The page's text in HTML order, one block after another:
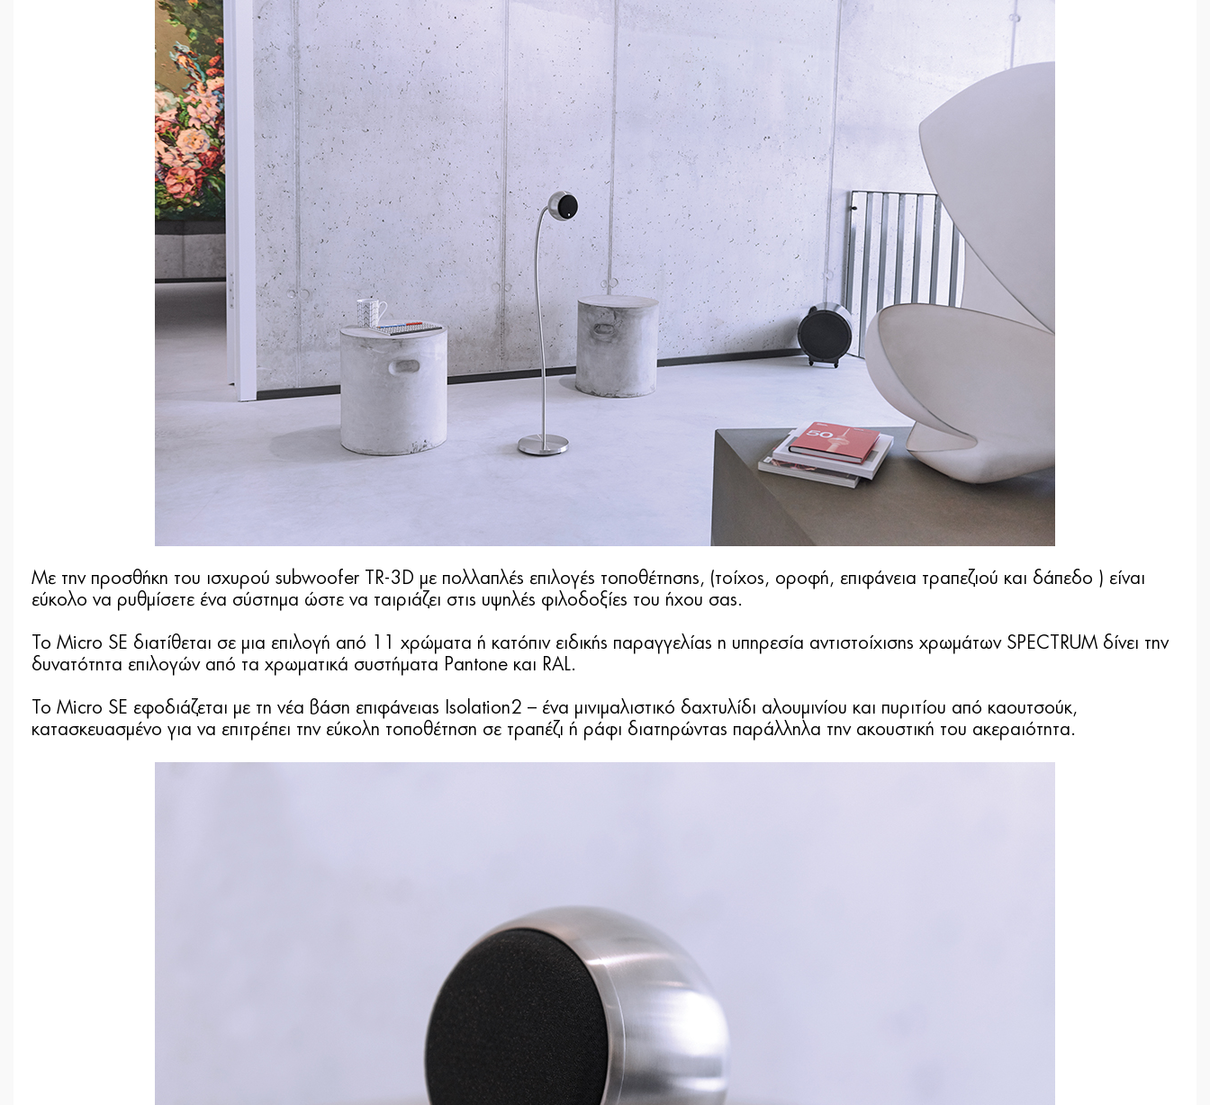
Με την προσθήκη του ισχυρού subwoofer TR-3D με πολλαπλές επιλογές τοποθέτησης, (τοίχος, οροφή, επιφάνεια τραπεζιού και δάπεδο ) είναι
εύκολο να ρυθμίσετε ένα σύστημα ώστε να ταιριάζει στις υψηλές φιλοδοξίες του ήχου σας.
Το Micro SE διατίθεται σε μια επιλογή από 11 χρώματα ή κατόπιν ειδικής παραγγελίας η υπηρεσία αντιστοίχισης χρωμάτων SPECTRUM δίνει την
δυνατότητα επιλογών από τα χρωματικά συστήματα Pantone και RAL.
Το Micro SE εφοδιάζεται με τη νέα βάση επιφάνειας Isolation2 – ένα μινιμαλιστικό δαχτυλίδι αλουμινίου και πυριτίου από καουτσούκ,
κατασκευασμένο για να επιτρέπει την εύκολη τοποθέτηση σε τραπέζι ή ράφι διατηρώντας παράλληλα την ακουστική του ακεραιότητα.